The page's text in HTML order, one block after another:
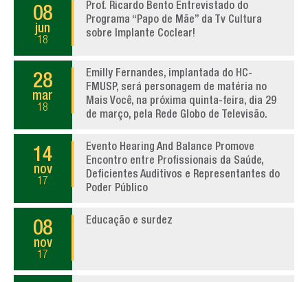
08
jun
18
Prof. Ricardo Bento Entrevistado do
Programa “Papo de Mãe” da Tv Cultura
sobre Implante Coclear!
28
mar
18
Emilly Fernandes, implantada do HC-
FMUSP, será personagem de matéria no
Mais Você, na próxima quinta-feira, dia 29
de março, pela Rede Globo de Televisão.
14
nov
17
Evento Hearing And Balance Promove
Encontro entre Profissionais da Saúde,
Deficientes Auditivos e Representantes do
Poder Público
08
nov
17
Educação e surdez